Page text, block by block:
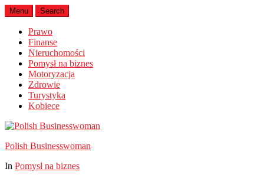
Menu Search
Prawo
Finanse
Nieruchomości
Pomysł na biznes
Motoryzacja
Zdrowie
Turystyka
Kobiece
Polish Businesswoman
In Pomysł na biznes